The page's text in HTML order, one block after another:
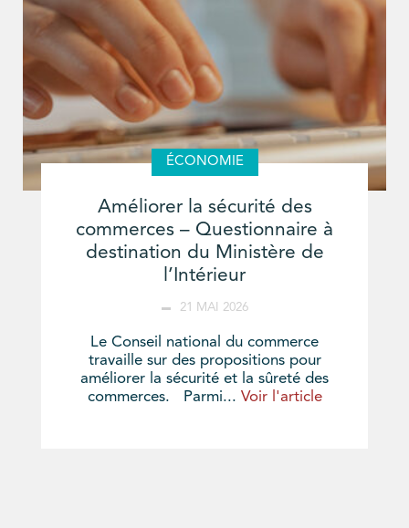
ÉCONOMIE
Améliorer la sécurité des
commerces – Questionnaire à
destination du Ministère de
l’Intérieur
21 MAI 2026
Le Conseil national du commerce
travaille sur des propositions pour
améliorer la sécurité et la sûreté des
commerces. Parmi... Voir l'article